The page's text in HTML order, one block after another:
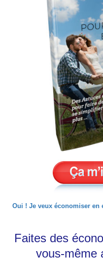
Oui ! Je veux économiser en
Faites des
vous-même